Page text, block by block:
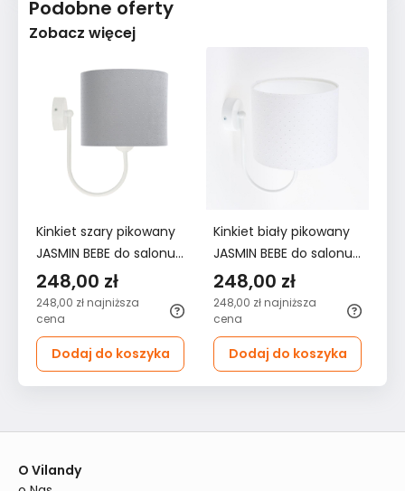
Podobne oferty
Zobacz więcej
Kinkiet szary pikowany
JASMIN BEBE do salonu
sypialni pokoju dziecka
248,00 zł
248,00 zł najniższa
cena
Dodaj do koszyka
Kinkiet biały pikowany
JASMIN BEBE do salonu
sypialni pokoju dziecka
248,00 zł
248,00 zł najniższa
cena
Dodaj do koszyka
O Vilandy